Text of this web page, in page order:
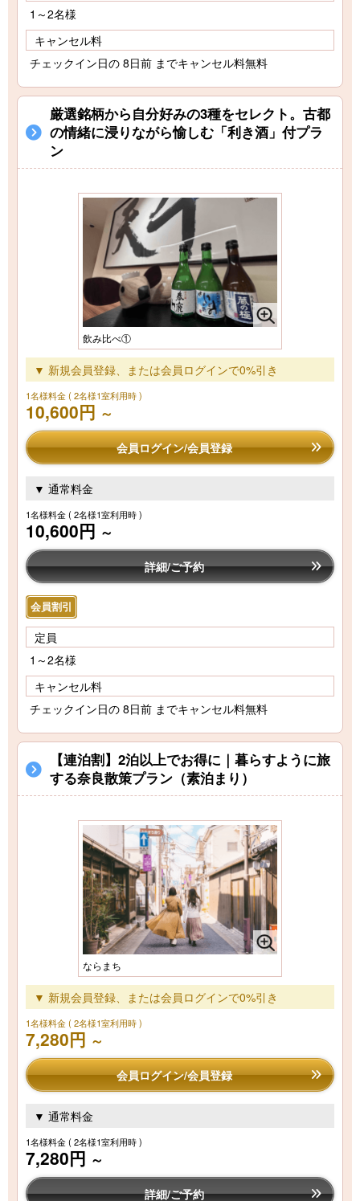
1～2名様
キャンセル料
チェックイン日の 8日前 までキャンセル料無料
厳選銘柄から自分好みの3種をセレクト。古都
の情緒に浸りながら愉しむ「利き酒」付プラ
ン
飲み比べ①
▼ 新規会員登録、または会員ログインで0%引き
1名様料金( 2名様1室利用時 )
10,600円 ～
会員ログイン/会員登録
▼ 通常料金
1名様料金( 2名様1室利用時 )
10,600円 ～
詳細/ご予約
会員割引
定員
1～2名様
キャンセル料
チェックイン日の 8日前 までキャンセル料無料
【連泊割】2泊以上でお得に｜暮らすように旅
する奈良散策プラン（素泊まり）
ならまち
▼ 新規会員登録、または会員ログインで0%引き
1名様料金( 2名様1室利用時 )
7,280円 ～
会員ログイン/会員登録
▼ 通常料金
1名様料金( 2名様1室利用時 )
7,280円 ～
詳細/ご予約